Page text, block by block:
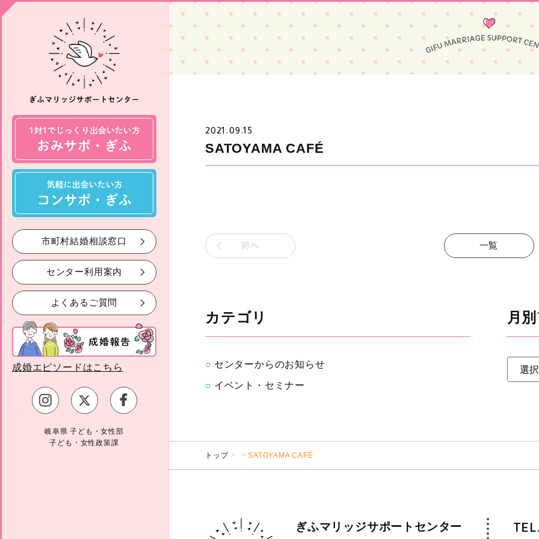
市町村結婚相談窓口
センター利用案内
よくあるご質問
成婚エピソードはこちら
岐阜県 子ども・女性部
子ども・女性政策課
2021.09.15
SATOYAMA CAFÉ
前へ 一覧
カテゴリ
センターからのお知らせ
イベント・セミナー
月
トップ SATOYAMA CAFÉ
ぎふマリッジサポートセンター